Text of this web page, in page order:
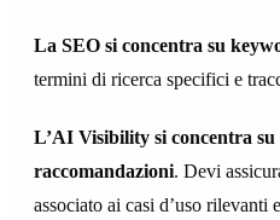
La SEO si concentra su
termini di ricerca specifici e
L’AI Visibility si concentra su
raccomandazioni. Devi
associato ai casi d’uso rilevanti